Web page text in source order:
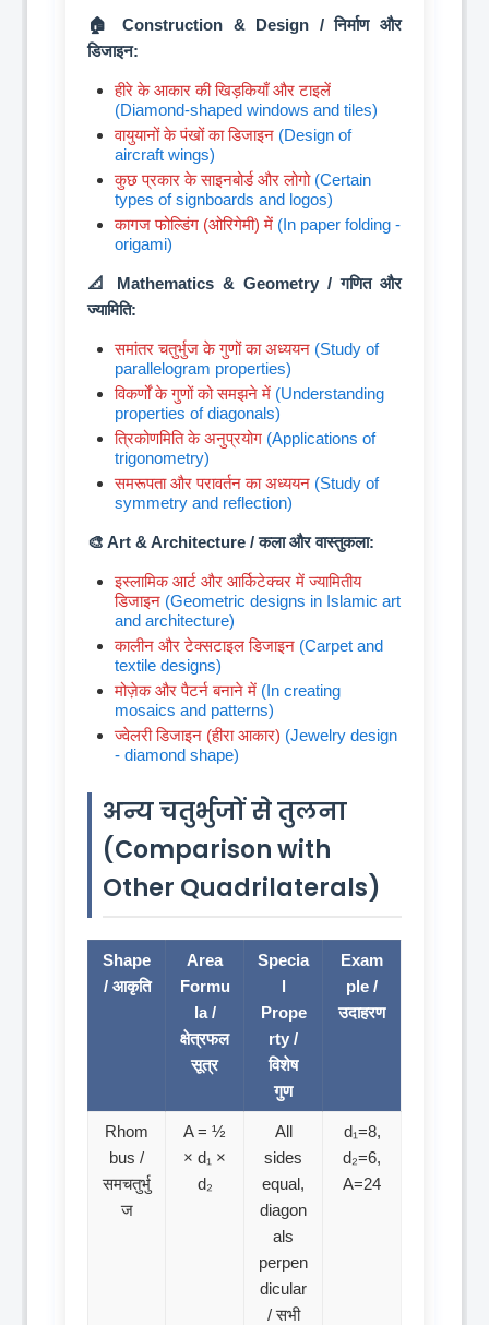
🏠 Construction & Design / निर्माण और
डिजाइन:
हीरे के आकार की खिड़कियाँ और टाइलें
(Diamond-shaped windows and tiles)
वायुयानों के पंखों का डिजाइन (Design of
aircraft wings)
कुछ प्रकार के साइनबोर्ड और लोगो (Certain
types of signboards and logos)
कागज फोल्डिंग (ओरिगेमी) में (In paper folding -
origami)
📐 Mathematics & Geometry / गणित और
ज्यामिति:
समांतर चतुर्भुज के गुणों का अध्ययन (Study of
parallelogram properties)
विकर्णों के गुणों को समझने में (Understanding
properties of diagonals)
त्रिकोणमिति के अनुप्रयोग (Applications of
trigonometry)
समरूपता और परावर्तन का अध्ययन (Study of
symmetry and reflection)
🎨 Art & Architecture / कला और वास्तुकला:
इस्लामिक आर्ट और आर्किटेक्चर में ज्यामितीय
डिजाइन (Geometric designs in Islamic art
and architecture)
कालीन और टेक्सटाइल डिजाइन (Carpet and
textile designs)
मोज़ेक और पैटर्न बनाने में (In creating
mosaics and patterns)
ज्वेलरी डिजाइन (हीरा आकार) (Jewelry design
- diamond shape)
अन्य चतुर्भुजों से तुलना
(Comparison with
Other Quadrilaterals)
Shape
/ आकृति
Area
Formu
la /
क्षेत्रफल
सूत्र
Specia
l
Prope
rty /
विशेष
गुण
Exam
ple /
उदाहरण
Rhom
bus /
समचतुर्भु
ज
A = ½
× d₁ ×
d₂
All
sides
equal,
diagon
als
perpen
dicular
/ सभी
d₁=8,
d₂=6,
A=24